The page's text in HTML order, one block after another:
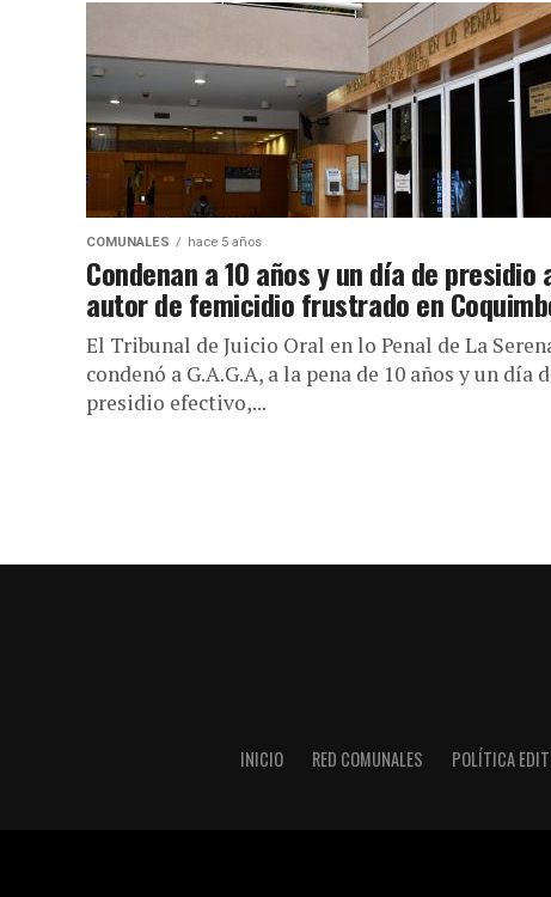
COMUNALES hace 5 años
Condenan a 10 años y un día de presidio
autor de femicidio frustrado en
El Tribunal de Juicio Oral en lo Penal de La
condenó a G.A.G.A, a la pena de 10 años y un día
presidio efectivo,...
INICIO RED COMUNALES POLÍTICA